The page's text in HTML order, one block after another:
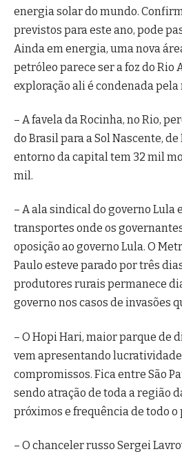
energia solar do mundo.
previstos para este ano, pode
Ainda em energia, uma nova
petróleo parece ser a foz do Rio
exploração ali é condenada
– A favela da Rocinha, no Rio,
do Brasil para a Sol Nascente,
entorno da capital tem 32 mil
mil.
– A ala sindical do governo Lula
transportes onde os
oposição ao governo Lula. O
Paulo esteve parado por três
produtores rurais permanece
governo nos casos de invasões
– O Hopi Hari, maior parque de
vem apresentando
compromissos. Fica entre São
sendo atração de toda a região
próximos e frequência de todo o
– O chanceler russo Sergei